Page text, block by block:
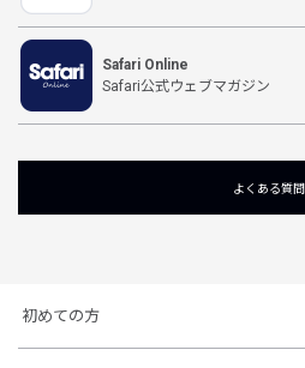
Safari Online
Safari公式ウェブマガジン
よくある質問
初めての方